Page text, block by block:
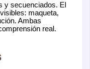
y secuenciados. El
maqueta,
Ambas
real.